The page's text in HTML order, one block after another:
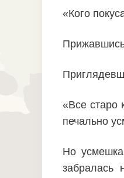
«Кого
«Все старо
печально
Но
забралась